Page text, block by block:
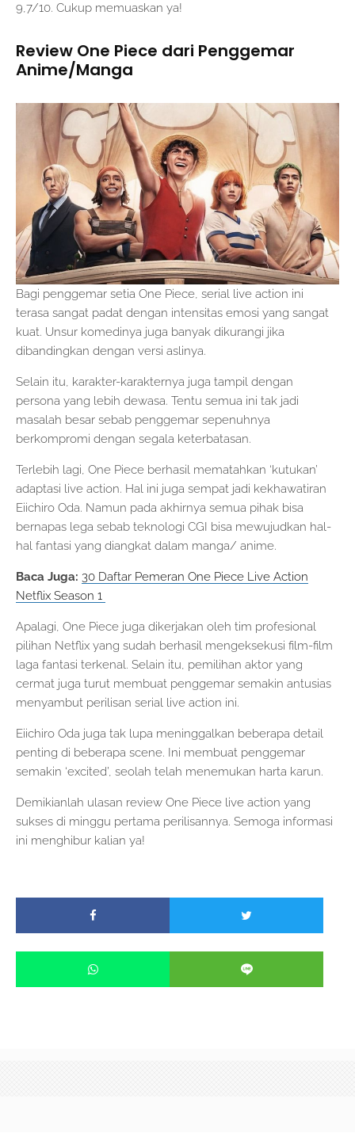
9,7/10. Cukup memuaskan ya!
Review One Piece dari Penggemar
Anime/Manga
Bagi penggemar setia One Piece, serial live action ini
terasa sangat padat dengan intensitas emosi yang sangat
kuat. Unsur komedinya juga banyak dikurangi jika
dibandingkan dengan versi aslinya.
Selain itu, karakter-karakternya juga tampil dengan
persona yang lebih dewasa. Tentu semua ini tak jadi
masalah besar sebab penggemar sepenuhnya
berkompromi dengan segala keterbatasan.
Terlebih lagi, One Piece berhasil mematahkan ‘kutukan’
adaptasi live action. Hal ini juga sempat jadi kekhawatiran
Eiichiro Oda. Namun pada akhirnya semua pihak bisa
bernapas lega sebab teknologi CGI bisa mewujudkan hal-
hal fantasi yang diangkat dalam manga/ anime.
Baca Juga: 30 Daftar Pemeran One Piece Live Action
Netflix Season 1
Apalagi, One Piece juga dikerjakan oleh tim profesional
pilihan Netflix yang sudah berhasil mengeksekusi film-film
laga fantasi terkenal. Selain itu, pemilihan aktor yang
cermat juga turut membuat penggemar semakin antusias
menyambut perilisan serial live action ini.
Eiichiro Oda juga tak lupa meninggalkan beberapa detail
penting di beberapa scene. Ini membuat penggemar
semakin ‘excited’, seolah telah menemukan harta karun.
Demikianlah ulasan review One Piece live action yang
sukses di minggu pertama perilisannya. Semoga informasi
ini menghibur kalian ya!